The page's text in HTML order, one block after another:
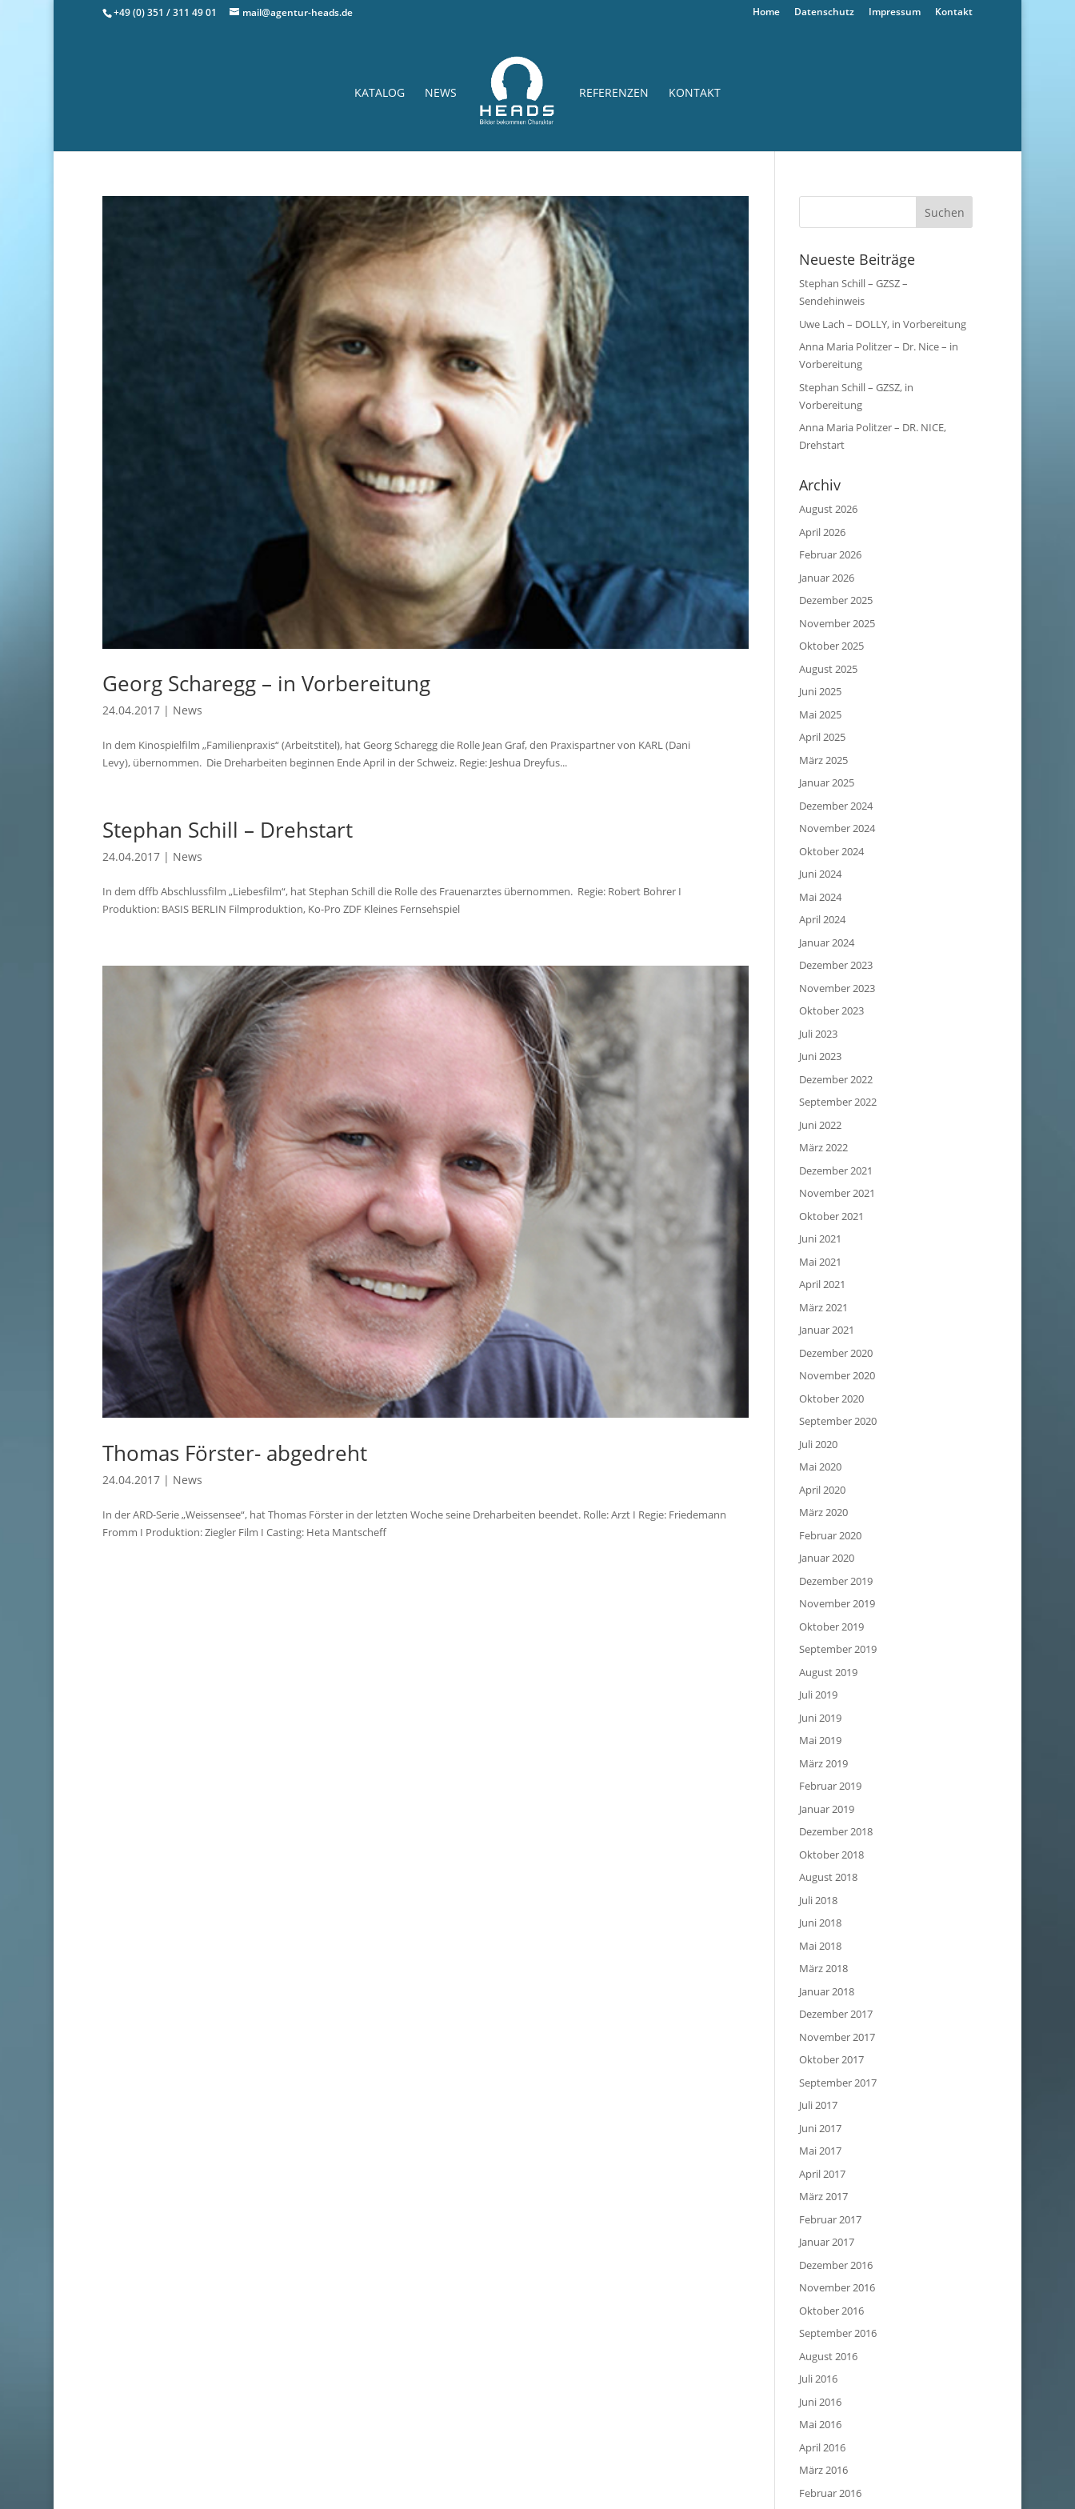
+49 (0) 351 / 311 49 01 mail@agentur-heads.de Home Datenschutz Impressum Kontakt
KATALOG NEWS REFERENZEN KONTAKT
Georg Scharegg – in Vorbereitung
24.04.2017| News
In dem Kinospielfilm „Familienpraxis“ (Arbeitstitel), hat Georg Scharegg die Rolle Jean Graf, den Praxispartner von KARL (Dani
Levy), übernommen. Die Dreharbeiten beginnen Ende April in der Schweiz. Regie: Jeshua Dreyfus...
Stephan Schill – Drehstart
24.04.2017| News
In dem dffb Abschlussfilm „Liebesfilm“, hat Stephan Schill die Rolle des Frauenarztes übernommen. Regie: Robert Bohrer I
Produktion: BASIS BERLIN Filmproduktion, Ko-Pro ZDF Kleines Fernsehspiel
Thomas Förster- abgedreht
24.04.2017| News
In der ARD-Serie „Weissensee“, hat Thomas Förster in der letzten Woche seine Dreharbeiten beendet. Rolle: Arzt I Regie: Friedemann
Fromm I Produktion: Ziegler Film I Casting: Heta Mantscheff
Neueste Beiträge
Stephan Schill – GZSZ –
Sendehinweis
Uwe Lach – DOLLY, in Vorbereitung
Anna Maria Politzer – Dr. Nice – in
Vorbereitung
Stephan Schill – GZSZ, in
Vorbereitung
Anna Maria Politzer – DR. NICE,
Drehstart
Archiv
August 2026
April 2026
Februar 2026
Januar 2026
Dezember 2025
November 2025
Oktober 2025
August 2025
Juni 2025
Mai 2025
April 2025
März 2025
Januar 2025
Dezember 2024
November 2024
Oktober 2024
Juni 2024
Mai 2024
April 2024
Januar 2024
Dezember 2023
November 2023
Oktober 2023
Juli 2023
Juni 2023
Dezember 2022
September 2022
Juni 2022
März 2022
Dezember 2021
November 2021
Oktober 2021
Juni 2021
Mai 2021
April 2021
März 2021
Januar 2021
Dezember 2020
November 2020
Oktober 2020
September 2020
Juli 2020
Mai 2020
April 2020
März 2020
Februar 2020
Januar 2020
Dezember 2019
November 2019
Oktober 2019
September 2019
August 2019
Juli 2019
Juni 2019
Mai 2019
März 2019
Februar 2019
Januar 2019
Dezember 2018
Oktober 2018
August 2018
Juli 2018
Juni 2018
Mai 2018
März 2018
Januar 2018
Dezember 2017
November 2017
Oktober 2017
September 2017
Juli 2017
Juni 2017
Mai 2017
April 2017
März 2017
Februar 2017
Januar 2017
Dezember 2016
November 2016
Oktober 2016
September 2016
August 2016
Juli 2016
Juni 2016
Mai 2016
April 2016
März 2016
Februar 2016